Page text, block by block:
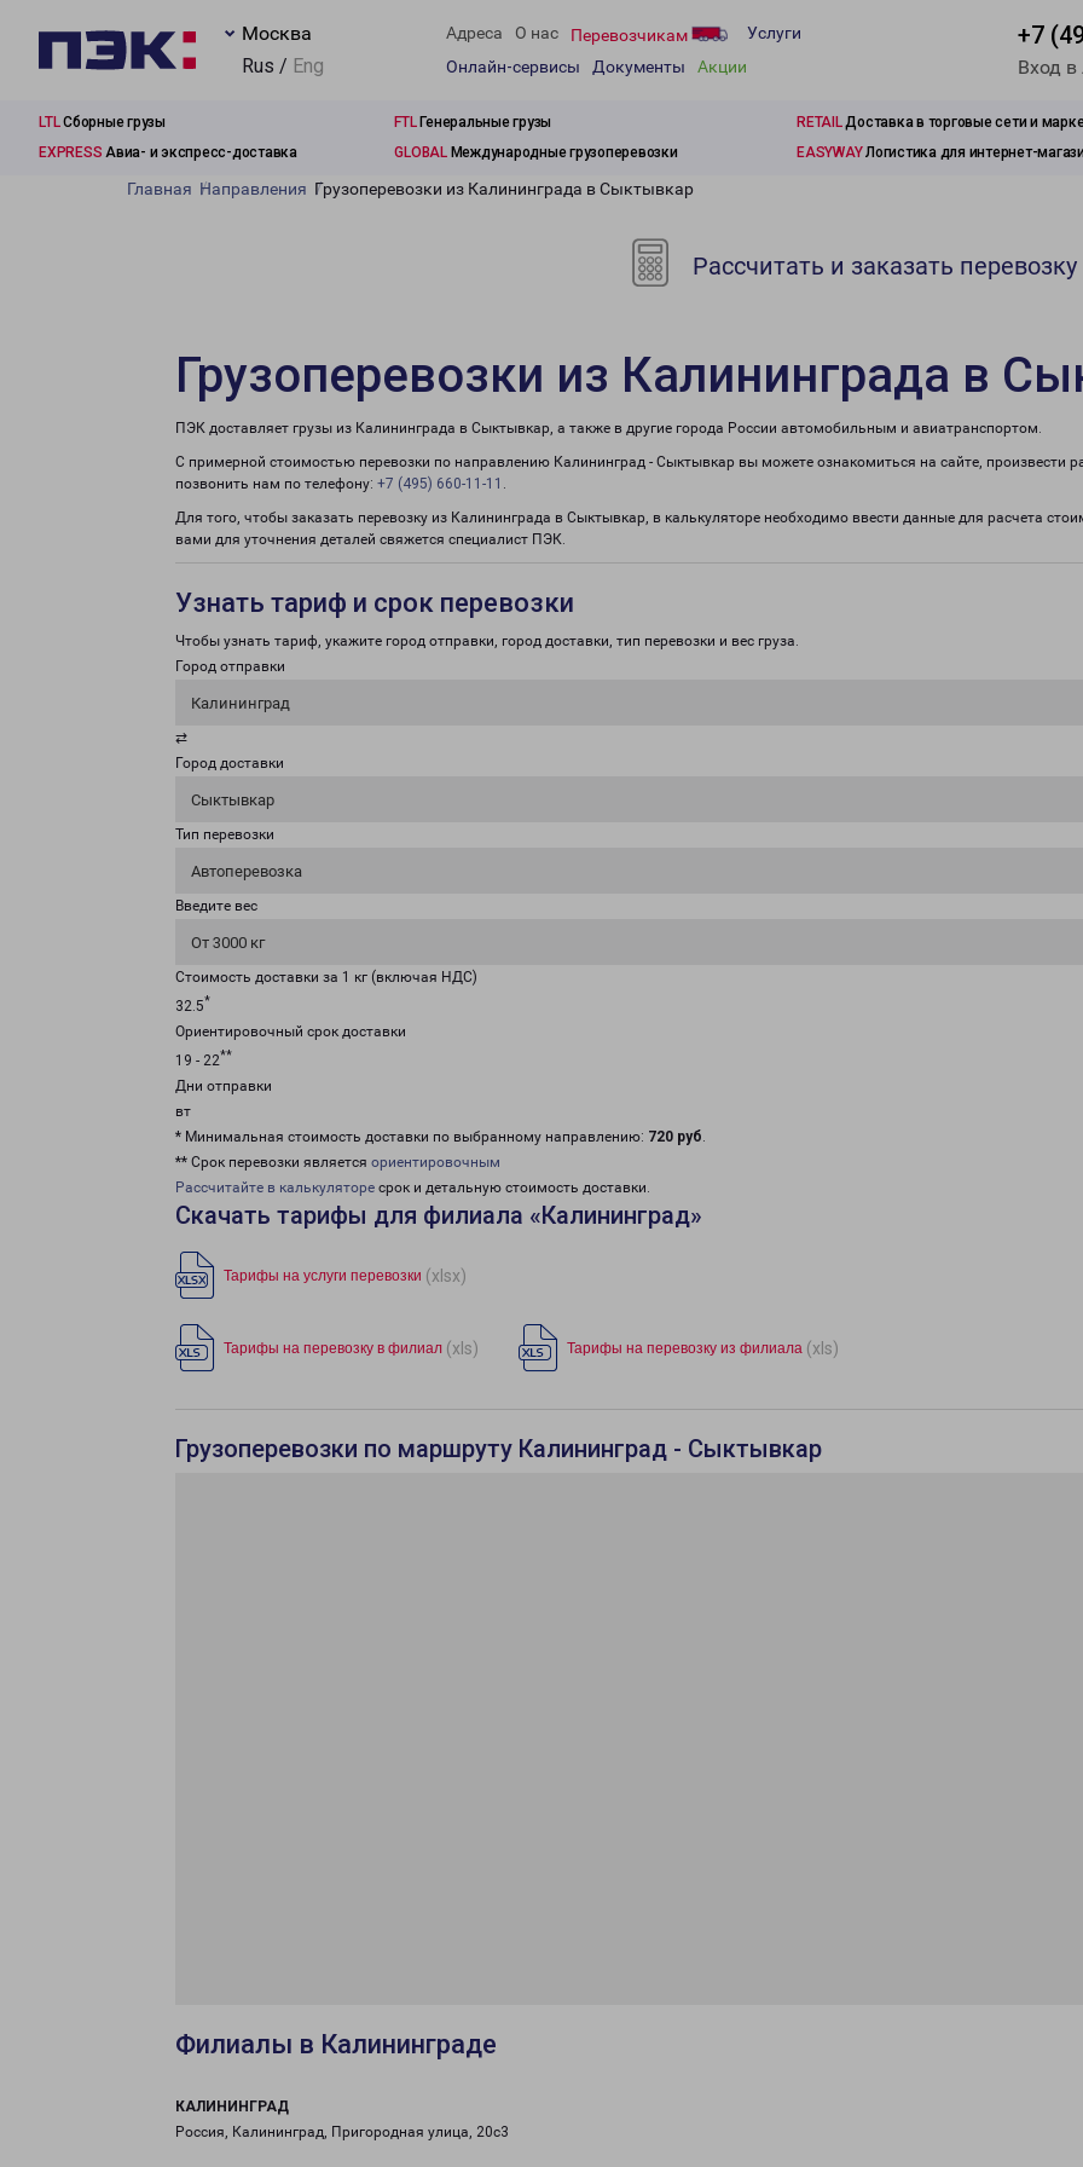
Москва
Rus / Eng
Адреса О нас Перевозчикам
Услуги
Онлайн-сервисы
Документы Акции
+7
Вход
LTLСборные грузы FTLГенеральные грузы RETAILДоставка в торговые сети и
EXPRESS Авиа- и экспресс-доставка GLOBALМеждународные грузоперевозки EASYWAYЛогистика для интернет-
Главная Направления Грузоперевозки из Калининграда в Сыктывкар
Рассчитать и заказать перевозку
Грузоперевозки из Калининграда в
ПЭК доставляет грузы из Калининграда в Сыктывкар, а также в другие города России автомобильным и авиатранспортом.
С примерной стоимостью перевозки по направлению Калининград - Сыктывкар вы можете ознакомиться на сайте, произвести
позвонить нам по телефону: +7 (495) 660-11-11 .
Для того, чтобы заказать перевозку из Калининграда в Сыктывкар, в калькуляторе необходимо ввести данные для расчета
вами для уточнения деталей свяжется специалист ПЭК.
Узнать тариф и срок перевозки
Чтобы узнать тариф, укажите город отправки, город доставки, тип перевозки и вес груза.
Город отправки
Калининград
⇄
Город доставки
Сыктывкар
Тип перевозки
Автоперевозка
Введите вес
От 3000 кг
Стоимость доставки за 1 кг (включая НДС)
32.5*
Ориентировочный срок доставки
19 - 22**
Дни отправки
вт
* Минимальная стоимость доставки по выбранному направлению: 720 руб.
** Срок перевозки является ориентировочным
Рассчитайте в калькуляторе срок и детальную стоимость доставки.
Скачать тарифы для филиала «Калининград»
Тарифы на услуги перевозки (xlsx)
Тарифы на перевозку в филиал (xls) Тарифы на перевозку из филиала (xls)
Грузоперевозки по маршруту Калининград - Сыктывкар
Филиалы в Калининграде
КАЛИНИНГРАД
Россия, Калининград, Пригородная улица, 20с3